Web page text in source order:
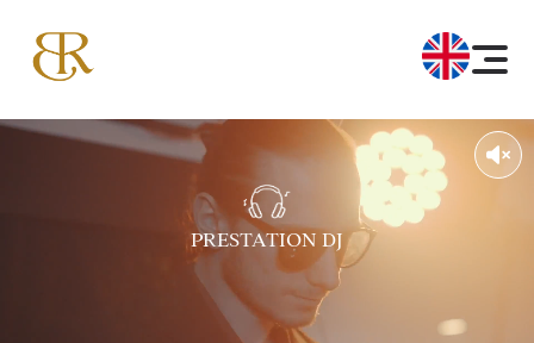
PRESTATION DJ